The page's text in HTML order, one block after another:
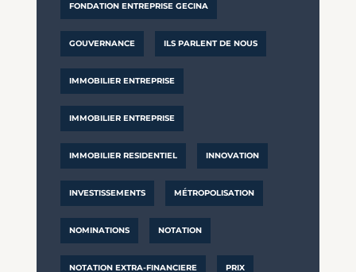
FONDATION ENTREPRISE GECINA
GOUVERNANCE ILS PARLENT DE NOUS
IMMOBILIER ENTREPRISE
IMMOBILIER ENTREPRISE
IMMOBILIER RESIDENTIEL INNOVATION
INVESTISSEMENTS MÉTROPOLISATION
NOMINATIONS NOTATION
NOTATION EXTRA-FINANCIERE PRIX